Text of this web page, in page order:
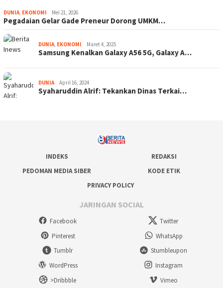
DUNIA, EKONOMI Mei 21, 2026
Pegadaian Gelar Gade Preneur Dorong UMKM…
DUNIA, EKONOMI Maret 4, 2025
Samsung Kenalkan Galaxy A56 5G, Galaxy A…
DUNIA April 16, 2024
Syaharuddin Alrif: Tekankan Dinas Terkai…
INDEKS
REDAKSI
PEDOMAN MEDIA SIBER
KODE ETIK
PRIVACY POLICY
JARINGAN SOCIAL
Facebook
Twitter
Pinterest
WhatsApp
Tumblr
Stumbleupon
WordPress
Instagram
>Dribbble
Vimeo